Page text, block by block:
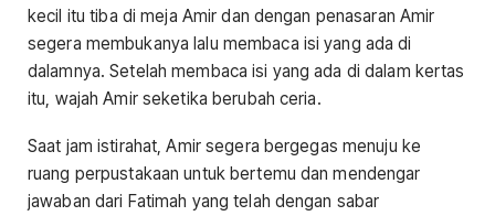
kecil itu tiba di meja Amir dan dengan penasaran Amir
segera membukanya lalu membaca isi yang ada di
dalamnya. Setelah membaca isi yang ada di dalam kertas
itu, wajah Amir seketika berubah ceria.
Saat jam istirahat, Amir segera bergegas menuju ke
ruang perpustakaan untuk bertemu dan mendengar
jawaban dari Fatimah yang telah dengan sabar